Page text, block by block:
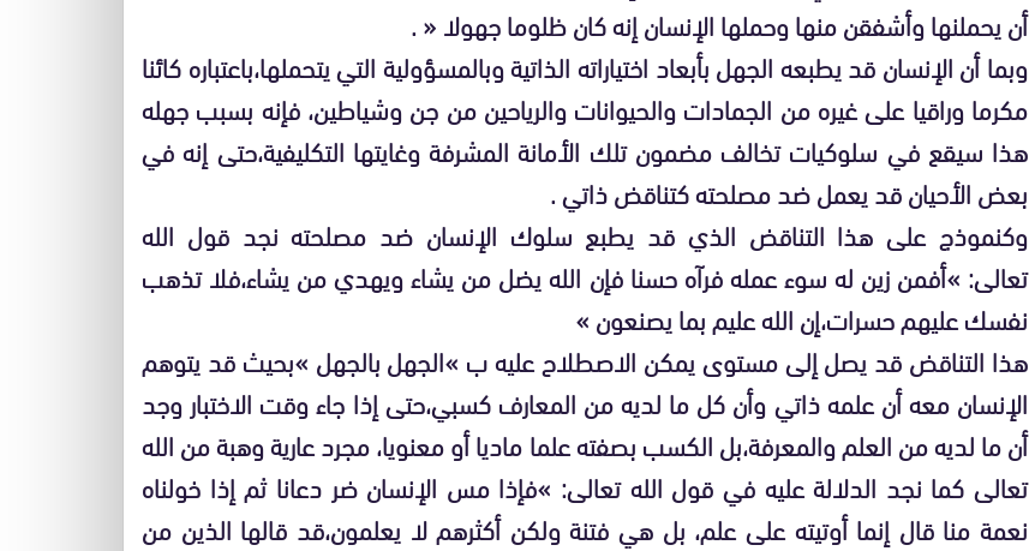
أن يحملنها وأشفقن منها وحملها الإنسان إنه كان ظلوما جهولا « .
وبما أن الإنسان قد يطبعه الجهل بأبعاد اختياراته الذاتية وبالمسؤولية التي يتحملها،باعتباره كائنا
مكرما وراقيا على غيره من الجمادات والحيوانات والرياحين من جن وشياطين، فإنه بسبب جهله
هذا سيقع في سلوكيات تخالف مضمون تلك الأمانة المشرفة وغايتها التكليفية،حتى إنه في
بعض الأحيان قد يعمل ضد مصلحته كتناقض ذاتي .
وكنموذج على هذا التناقض الذي قد يطبع سلوك الإنسان ضد مصلحته نجد قول الله
تعالى: »أفمن زين له سوء عمله فرآه حسنا فإن الله يضل من يشاء ويهدي من يشاء،فلا تذهب
نفسك عليهم حسرات،إن الله عليم بما يصنعون »
هذا التناقض قد يصل إلى مستوى يمكن الاصطلاح عليه ب »الجهل بالجهل »بحيث قد يتوهم
الإنسان معه أن علمه ذاتي وأن كل ما لديه من المعارف كسبي،حتى إذا جاء وقت الاختبار وجد
أن ما لديه من العلم والمعرفة،بل الكسب بصفته علما ماديا أو معنويا، مجرد عارية وهبة من الله
تعالى كما نجد الدلالة عليه في قول الله تعالى: »فإذا مس الإنسان ضر دعانا ثم إذا خولناه
نعمة منا قال إنما أوتيته على علم، بل هي فتنة ولكن أكثرهم لا يعلمون،قد قالها الذين من